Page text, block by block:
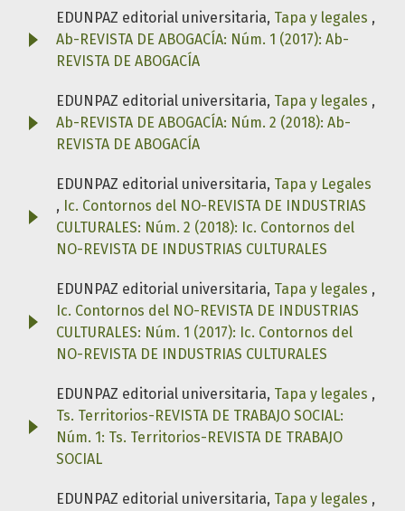
EDUNPAZ editorial universitaria, Tapa y legales ,
Ab-REVISTA DE ABOGACÍA: Núm. 1 (2017): Ab-
REVISTA DE ABOGACÍA
EDUNPAZ editorial universitaria, Tapa y legales ,
Ab-REVISTA DE ABOGACÍA: Núm. 2 (2018): Ab-
REVISTA DE ABOGACÍA
EDUNPAZ editorial universitaria, Tapa y Legales
, Ic. Contornos del NO-REVISTA DE INDUSTRIAS
CULTURALES: Núm. 2 (2018): Ic. Contornos del
NO-REVISTA DE INDUSTRIAS CULTURALES
EDUNPAZ editorial universitaria, Tapa y legales ,
Ic. Contornos del NO-REVISTA DE INDUSTRIAS
CULTURALES: Núm. 1 (2017): Ic. Contornos del
NO-REVISTA DE INDUSTRIAS CULTURALES
EDUNPAZ editorial universitaria, Tapa y legales ,
Ts. Territorios-REVISTA DE TRABAJO SOCIAL:
Núm. 1: Ts. Territorios-REVISTA DE TRABAJO
SOCIAL
EDUNPAZ editorial universitaria, Tapa y legales ,